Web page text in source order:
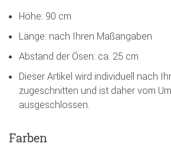
Höhe: 90 cm
Länge: nach Ihren Maßangaben
Abstand der Ösen: ca. 25 cm
Dieser Artikel wird individuell nach
zugeschnitten und ist daher vom
ausgeschlossen.
Farben